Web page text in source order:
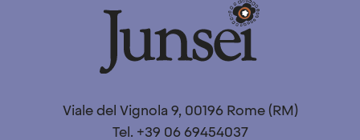
Viale del Vignola 9, 00196 Rome (RM)
Tel. +39 06 69454037